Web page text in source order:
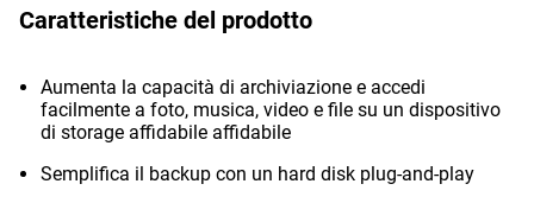
Caratteristiche del prodotto
Aumenta la capacità di archiviazione e accedi
facilmente a foto, musica, video e file su un dispositivo
di storage affidabile affidabile
Semplifica il backup con un hard disk plug-and-play